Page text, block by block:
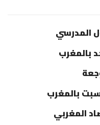
المدرسي
بالمغرب
بالمغرب
المغربي